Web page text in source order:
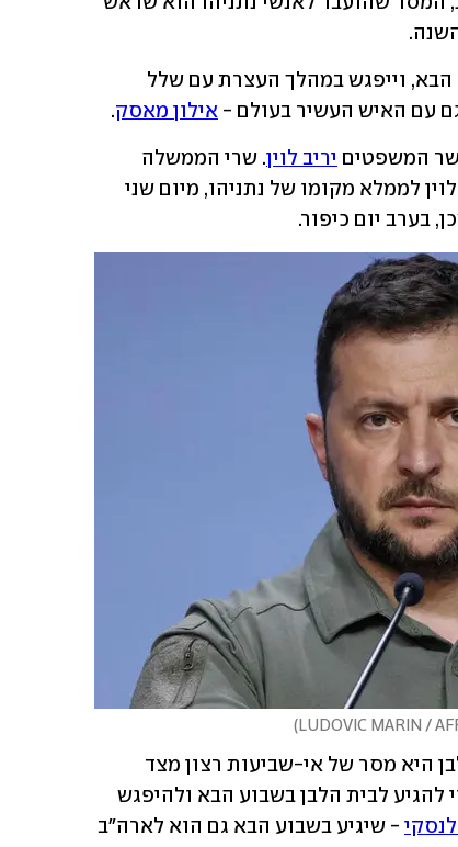
עם האיש העשיר בעולם - אילון מאסק.
שר המשפטים יריב לוין
בערב יום כיפור.
)